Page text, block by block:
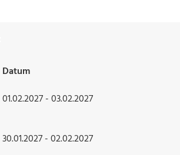
Datum
01.02.2027 - 03.02.2027
30.01.2027 - 02.02.2027